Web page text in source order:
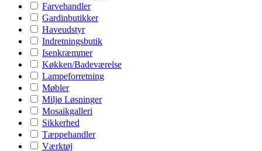
Farvehandler
Gardinbutikker
Haveudstyr
Indretningsbutik
Isenkræmmer
Køkken/Badeværelse
Lampeforretning
Møbler
Miljø Løsninger
Mosaikgalleri
Sikkerhed
Tæppehandler
Værktøj